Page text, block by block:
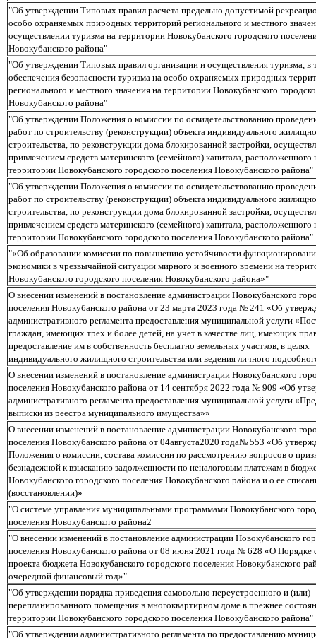
"Об утверждении Типовых правил расчета предельно допустимой
особо охраняемых природных территорий регионального и местного
осуществлении туризма на территории Новокубанского городского
Новокубанского района"
"Об утверждении Типовых правил организации и осуществления туризма, в
обеспечения безопасности туризма на особо охраняемых природных
регионального и местного значения на территории Новокубанского
Новокубанского района"
"Об утверждении Положения о комиссии по освидетельствованию
работ по строительству (реконструкции) объекта индивидуального
строительства, по реконструкции дома блокированной застройки,
привлечением средств материнского (семейного) капитала, расположенного
территории Новокубанского городского поселения Новокубанского района"
"Об утверждении Положения о комиссии по освидетельствованию
работ по строительству (реконструкции) объекта индивидуального
строительства, по реконструкции дома блокированной застройки,
привлечением средств материнского (семейного) капитала, расположенного
территории Новокубанского городского поселения Новокубанского района"
"«Об образовании комиссии по повышению устойчивости
экономики в чрезвычайной ситуации мирного и военного времени на
Новокубанского городского поселения Новокубанского района»"
О внесении изменений в постановление администрации Новокубанского
поселения Новокубанского района от 23 марта 2023 года № 241 «Об
административного регламента предоставления муниципальной услуги
граждан, имеющих трех и более детей, на учет в качестве лиц, имеющих
предоставление им в собственность бесплатно земельных участков, в целях
индивидуального жилищного строительства или ведения личного
О внесении изменений в постановление администрации Новокубанского
поселения Новокубанского района от 14 сентября 2022 года № 909 «Об
административного регламента предоставления муниципальной услуги
выписки из реестра муниципального имущества»»
О внесении изменений в постановление администрации Новокубанского
поселения Новокубанского района от 04августа2020 года№ 553 «Об
Положения о комиссии, состава комиссии по рассмотрению вопросов о
безнадежной к взысканию задолженности по неналоговым платежам в
Новокубанского городского поселения Новокубанского района и о ее
(восстановлении)»
"О системе управления муниципальными программами Новокубанского
поселения Новокубанского района2
"О внесении изменений в постановление администрации Новокубанского
поселения Новокубанского района от 08 июня 2021 года № 628 «О Порядке
проекта бюджета Новокубанского городского поселения Новокубанского
очередной финансовый год»"
"Об утверждении порядка приведения самовольно переустроенного и (или)
перепланированного помещения в многоквартирном доме в прежнее
территории Новокубанского городского поселения Новокубанского района"
"Об утверждении административного регламента по предоставлению